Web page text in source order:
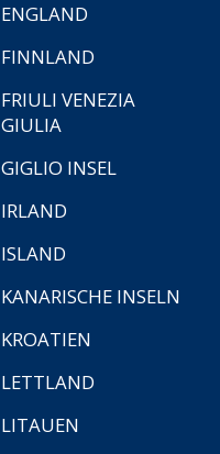
ENGLAND
FINNLAND
FRIULI VENEZIA
GIULIA
GIGLIO INSEL
IRLAND
ISLAND
KANARISCHE INSELN
KROATIEN
LETTLAND
LITAUEN